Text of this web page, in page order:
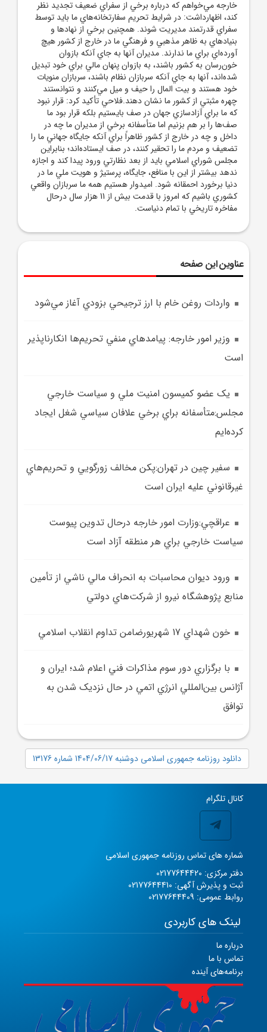
خارجه مي‌خواهم که درباره برخي از سفراي ضعيف تجديد نظر
کند، اظهارداشت: در شرايط تحريم سفارتخانه‌هاي ما بايد توسط
سفراي قدرتمند مديريت شوند. همچنين برخي از نهادها و
بنيادهاي به ظاهر مذهبي و فرهنگي ما در خارج از کشور هيچ
آورده‌اي براي ما ندارند. مديران آنها به جاي آنکه بازوان
خون‌رسان به کشور باشند، به بازوان پنهان مالي براي خود تبديل
شده‌اند، آنها به جاي آنکه سربازان نظام باشند، سربازان منويات
خود هستند و بيت المال را حيف و ميل مي‌کنند و نتوانستند
چهره مثبتي از کشور ما نشان دهند.فلاحي تأکيد کرد: قرار نبود
که ما براي آزادسازي جهان در صف بايستيم بلکه قرار بود ما
صف‌ها را بر هم بزنيم اما متأسفانه برخي از مديران ما چه در
داخل و چه در خارج از کشور ظاهراً براي آنکه جايگاه جهاني ما را
تضعيف و مردم ما را تحقير کنند، در صف ايستاده‌اند؛ بنابراين
مجلس شوراي اسلامي بايد از بعد نظارتي ورود پيدا کند و اجازه
ندهد بيشتر از اين با منافع، جايگاه، پرستيژ و هويت ملي ما در
دنيا برخورد احمقانه شود. اميدوار هستيم همه ما سربازان واقعي
کشوري باشيم که امروز با قدمت بيش از 11 هزار سال درحال
مفاخره تاريخي با تمام دنياست.
عناوین این صفحه
واردات روغن خام با ارز ترجيحي بزودي آغاز مي‌شود
وزير امور خارجه: پيامدهاي منفي تحريم‌ها انکارناپذير
است
يک عضو کميسون امنيت ملي و سياست خارجي
مجلس:متأسفانه براي برخي علافان سياسي شغل ايجاد
کرده‌ايم
سفير چين در تهران:پکن مخالف زورگويي و تحريم‌هاي
غيرقانوني عليه ايران است
عراقچي:وزارت امور خارجه درحال تدوين پيوست
سياست خارجي براي هر منطقه آزاد است
ورود ديوان محاسبات به انحراف مالي ناشي از تأمين
منابع پژوهشگاه نيرو از شرکت‌هاي دولتي
خون شهداي 17 شهريورضامن تداوم انقلاب اسلامي
با برگزاري دور سوم مذاکرات فني اعلام شد؛ ايران و
آژانس بين‌المللي انرژي اتمي در حال نزديک‌ شدن به
توافق
دانلود روزنامه جمهوری اسلامی دوشنبه 1404/06/17 شماره 13176
کانال تلگرام
شماره های تماس روزنامه جمهوری اسلامی
دفتر مرکزی: 02177644420
ثبت و پذیرش آگهی: 02177644410
روابط عمومی: 02177644409
لینک های کاربردی
درباره ما
تماس با ما
برنامه‌های آینده